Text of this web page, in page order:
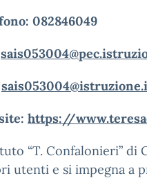
082846049
https://
“T. Confalonieri”
utenti e si impegna a